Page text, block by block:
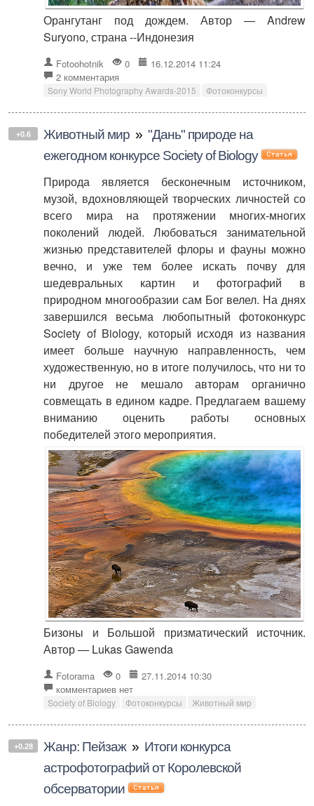
Орангутанг под дождем. Автор — Andrew
Suryono, страна --Индонезия
Fotoohotnik 0
16.12.2014 11:24
2 комментария
Sony World Photography Awards-2015 Фотоконкурсы
+0.6 Животный мир » "Дань" природе на
ежегодном конкурсе Society of Biology
Природа является бесконечным источником,
музой, вдохновляющей творческих личностей со
всего мира на протяжении многих-многих
поколений людей. Любоваться занимательной
жизнью представителей флоры и фауны можно
вечно, и уже тем более искать почву для
шедевральных картин и фотографий в
природном многообразии сам Бог велел. На днях
завершился весьма любопытный фотоконкурс
Society of Biology, который исходя из названия
имеет больше научную направленность, чем
художественную, но в итоге получилось, что ни то
ни другое не мешало авторам органично
совмещать в едином кадре. Предлагаем вашему
вниманию оценить работы основных
победителей этого мероприятия.
Бизоны и Большой призматический источник.
Автор — Lukas Gawenda
Fotorama 0
27.11.2014 10:30
комментариев нет
Society of Biology Фотоконкурсы Животный мир
+0.28 Жанр: Пейзаж » Итоги конкурса
астрофотографий от Королевской
обсерватории